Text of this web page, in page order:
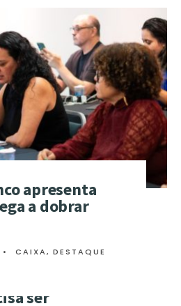
apresenta
a dobrar
• CAIXA, DESTAQUE
ser